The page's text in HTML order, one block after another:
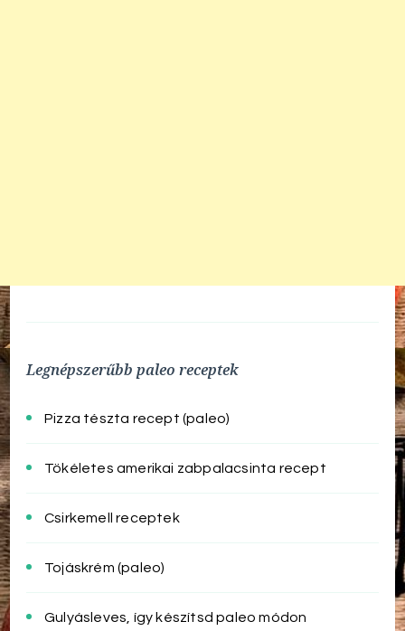
Legnépszerűbb paleo receptek
Pizza tészta recept (paleo)
Tökéletes amerikai zabpalacsinta recept
Csirkemell receptek
Tojáskrém (paleo)
Gulyásleves, így készítsd paleo módon